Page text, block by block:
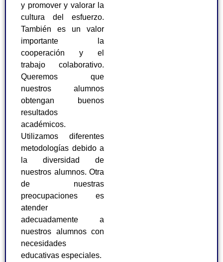
y promover y valorar la
cultura del esfuerzo.
También es un valor
importante la
cooperación y el
trabajo colaborativo.
Queremos que
nuestros alumnos
obtengan buenos
resultados
académicos.
Utilizamos diferentes
metodologías debido a
la diversidad de
nuestros alumnos. Otra
de nuestras
preocupaciones es
atender
adecuadamente a
nuestros alumnos con
necesidades
educativas especiales.